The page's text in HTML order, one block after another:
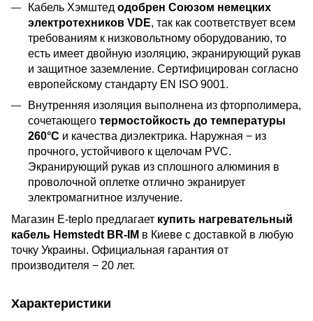
Кабель Хэмштед одобрен Союзом немецких
электротехников VDE, так как соответствует всем
требованиям к низковольтному оборудованию, то
есть имеет двойную изоляцию, экранирующий рукав
и защитное заземление. Сертифицирован согласно
европейскому стандарту EN ISO 9001.
Внутренняя изоляция выполнена из фторполимера,
сочетающего термостойкость до температуры
260°C и качества диэлектрика. Наружная − из
прочного, устойчивого к щелочам PVC.
Экранирующий рукав из сплошного алюминия в
проволочной оплетке отлично экранирует
электромагнитное излучение.
Магазин E-teplo предлагает купить нагревательный
кабель Hemstedt BR-IM в Киеве с доставкой в любую
точку Украины. Официальная гарантия от
производителя − 20 лет.
Характеристики